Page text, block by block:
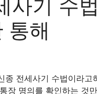
사기 수
통해
종 전세사기 수법이라
장 명의를 확인하는 것